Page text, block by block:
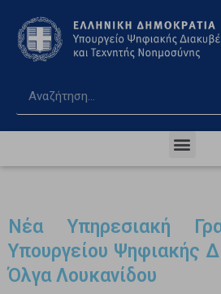
Nέα Υπηρεσιακή
Υπουργείου Ψηφιακής
Όλγα Λουκανίδου